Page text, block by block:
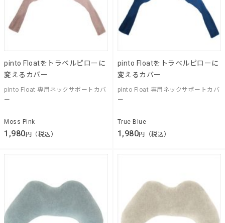
pinto Floatをトラベルピローに
変えるカバー
pinto Float 専用ネックサポートカバ
ー
Moss Pink
1,980 円（税込）
pinto Floatをトラベルピローに
変えるカバー
pinto Float 専用ネックサポートカバ
ー
True Blue
1,980円（税込）